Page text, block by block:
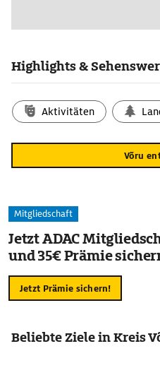
Highlights &
Aktivitäten
Võru
Mitgliedschaft
Jetzt ADAC
und 35€ Prämie
Jetzt Prämie sichern!
Beliebte Ziele in Kreis